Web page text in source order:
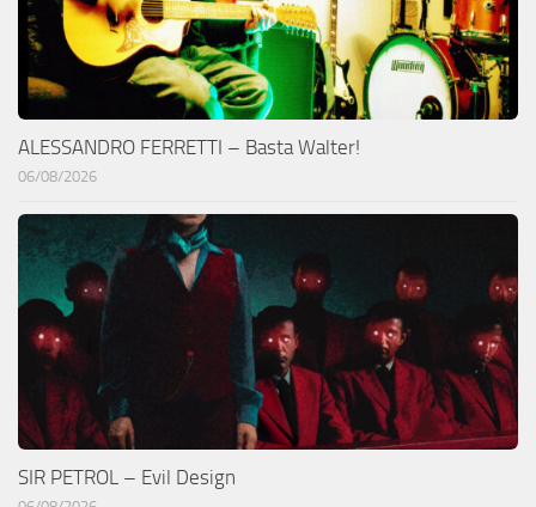
ALESSANDRO FERRETTI – Basta Walter!
06/08/2026
SIR PETROL – Evil Design